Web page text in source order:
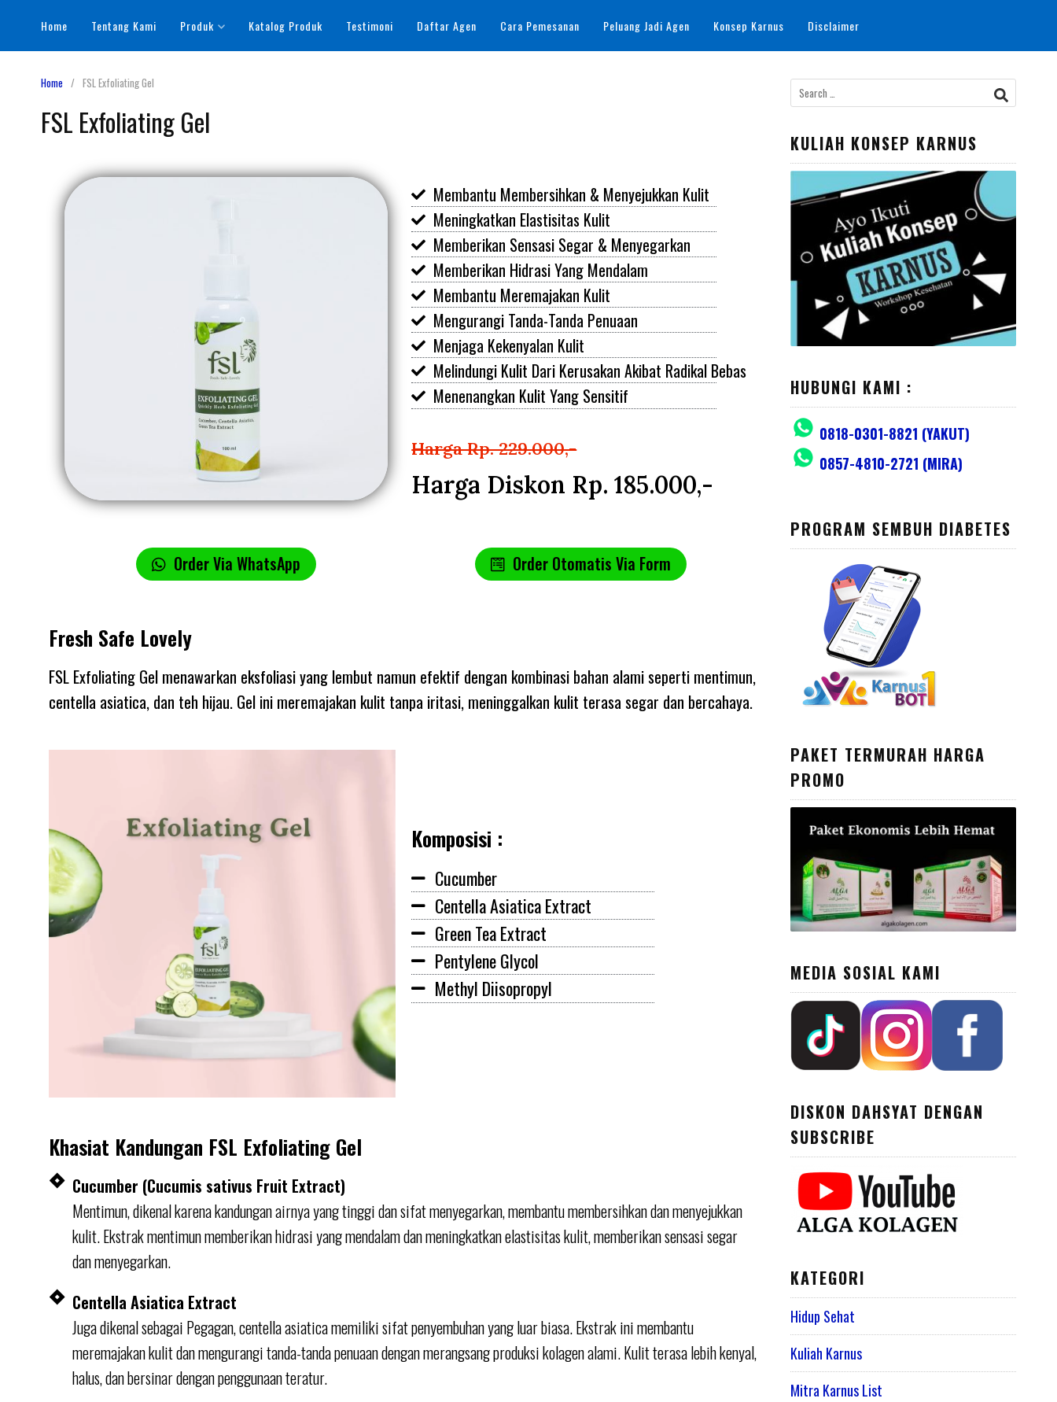
Home Tentang Kami Produk Katalog Produk Testimoni Daftar Agen Cara Pemesanan Peluang Jadi Agen Konsep Karnus Disclaimer
Home FSL Exfoliating Gel
FSL Exfoliating Gel
Membantu Membersihkan & Menyejukkan Kulit
Meningkatkan Elastisitas Kulit
Memberikan Sensasi Segar & Menyegarkan
Memberikan Hidrasi Yang Mendalam
Membantu Meremajakan Kulit
Mengurangi Tanda-Tanda Penuaan
Menjaga Kekenyalan Kulit
Melindungi Kulit Dari Kerusakan Akibat Radikal Bebas
Menenangkan Kulit Yang Sensitif
Harga Rp. 229.000,-
Harga Diskon Rp. 185.000,-
Order Via WhatsApp Order Otomatis Via Form
Fresh Safe Lovely
FSL Exfoliating Gel menawarkan eksfoliasi yang lembut namun efektif dengan kombinasi bahan alami seperti mentimun,
centella asiatica, dan teh hijau. Gel ini meremajakan kulit tanpa iritasi, meninggalkan kulit terasa segar dan bercahaya.
Komposisi :
Cucumber
Centella Asiatica Extract
Green Tea Extract
Pentylene Glycol
Methyl Diisopropyl
Khasiat Kandungan FSL Exfoliating Gel
Cucumber (Cucumis sativus Fruit Extract)
Mentimun, dikenal karena kandungan airnya yang tinggi dan sifat menyegarkan, membantu membersihkan dan menyejukkan
kulit. Ekstrak mentimun memberikan hidrasi yang mendalam dan meningkatkan elastisitas kulit, memberikan sensasi segar
dan menyegarkan.
Centella Asiatica Extract
Juga dikenal sebagai Pegagan, centella asiatica memiliki sifat penyembuhan yang luar biasa. Ekstrak ini membantu
meremajakan kulit dan mengurangi tanda-tanda penuaan dengan merangsang produksi kolagen alami. Kulit terasa lebih kenyal,
halus, dan bersinar dengan penggunaan teratur.
KULIAH KONSEP KARNUS
HUBUNGI KAMI :
0818-0301-8821 (YAKUT)
0857-4810-2721 (MIRA)
PROGRAM SEMBUH DIABETES
PAKET TERMURAH HARGA
PROMO
MEDIA SOSIAL KAMI
DISKON DAHSYAT DENGAN
SUBSCRIBE
KATEGORI
Hidup Sehat
Kuliah Karnus
Mitra Karnus List